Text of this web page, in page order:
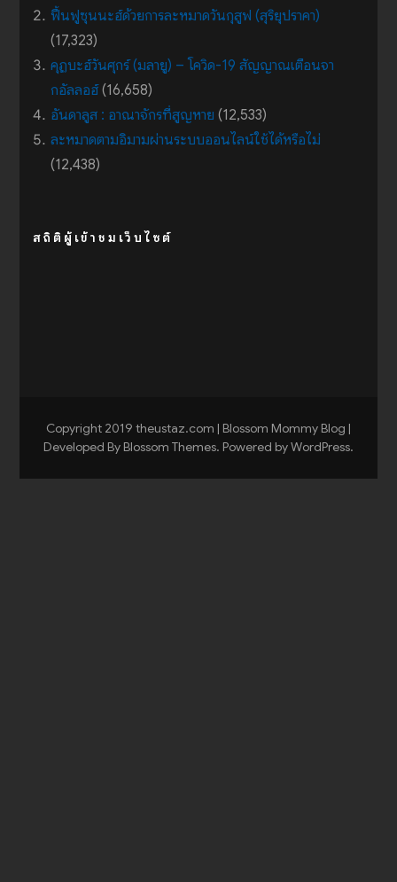
ฟื้นฟูซุนนะฮ์ด้วยการละหมาดวันกุสูฟ (สุริยุปราคา)
(17,323)
คุฏบะฮ์วันศุกร์ (มลายู) – โควิด-19 สัญญาณเตือนจา
กอัลลอฮ์ (16,658)
อันดาลูส : อาณาจักรที่สูญหาย (12,533)
ละหมาดตามอิมามผ่านระบบออนไลน์ใช้ได้หรือไม่
(12,438)
สถิติผู้เข้าชมเว็บไซต์
Copyright 2019 theustaz.com | Blossom Mommy Blog |
Developed By Blossom Themes. Powered byWordPress.